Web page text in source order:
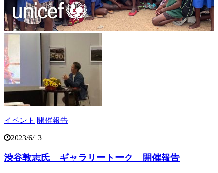
イベント 開催報告
2023/6/13
渋谷敦志氏 ギャラリートーク 開催報告